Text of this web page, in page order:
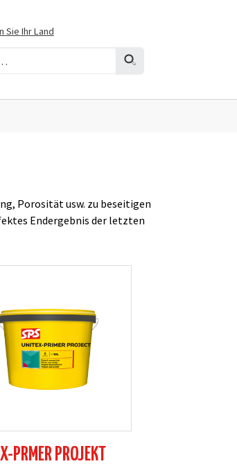
Sie Ihr Land
Porosität usw. zu beseitigen
Endergebnis der letzten
PRMER PROJEKT